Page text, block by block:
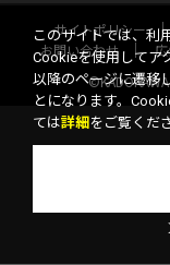
サイトポリシー
お問い合わせ
このサイトでは、利
Cookieを使用してア
以降のページに遷移
とになります。
ては詳細 をご覧くだ